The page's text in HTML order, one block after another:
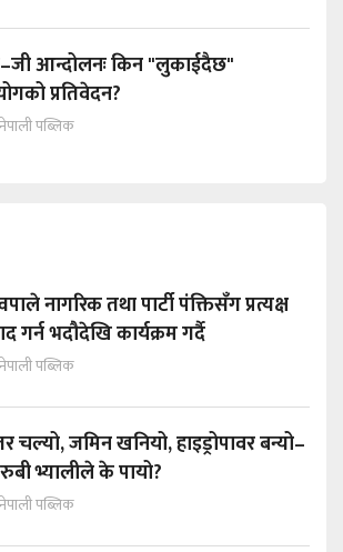
आन्दोलनः किन "लुकाईदैछ"
प्रतिवेदन?
नेपाली पब्लिक
नागरिक तथा पार्टी पंक्तिसँग प्रत्यक्ष
गर्न भदौदेखि कार्यक्रम गर्दै
नेपाली पब्लिक
चल्यो, जमिन खनियो, हाइड्रोपावर बन्यो–
भ्यालीले के पायो?
नेपाली पब्लिक